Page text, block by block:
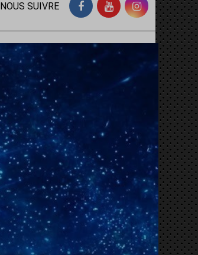
NOUS SUIVRE